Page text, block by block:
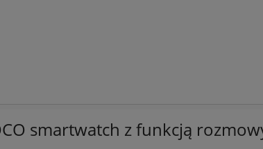
smartwatch z funkcją